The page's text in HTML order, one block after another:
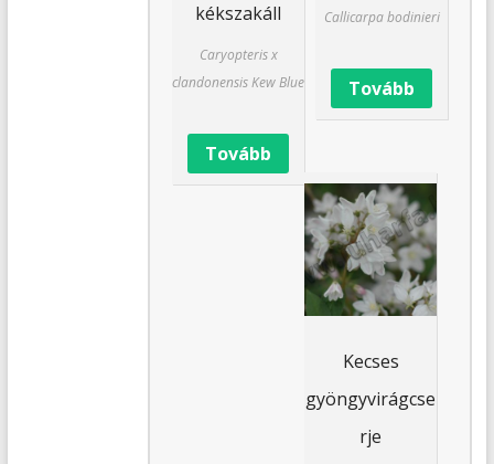
kékszakáll
Caryopteris x
clandonensis Kew Blue
Tovább
Callicarpa bodinieri
Tovább
Kecses
gyöngyvirágcse
rje